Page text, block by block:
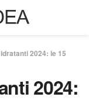
2024: le 15
2024: